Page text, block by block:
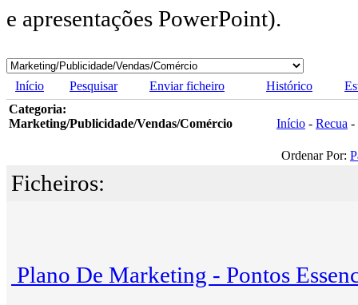
e apresentações PowerPoint).
Início Pesquisar Enviar ficheiro Histórico
Categoria:
Marketing/Publicidade/Vendas/Comércio
Início - Recua -
Ordenar Por:
Ficheiros:
Plano De Marketing - Pontos